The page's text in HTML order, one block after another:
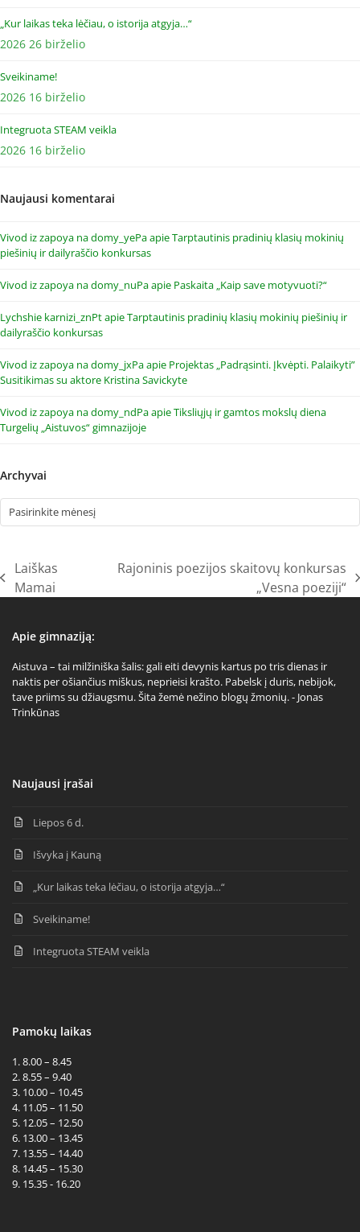
„Kur laikas teka lėčiau, o istorija atgyja…“
2026 26 birželio
Sveikiname!
2026 16 birželio
Integruota STEAM veikla
2026 16 birželio
Naujausi komentarai
Vivod iz zapoya na domy_yePaapieTarptautinis pradinių klasių mokinių
piešinių ir dailyraščio konkursas
Vivod iz zapoya na domy_nuPaapie Paskaita „Kaip save motyvuoti?“
Lychshie karnizi_znPtapieTarptautinis pradinių klasių mokinių piešinių ir
dailyraščio konkursas
Vivod iz zapoya na domy_jxPaapie Projektas „Padrąsinti. Įkvėpti. Palaikyti”
Susitikimas su aktore Kristina Savickyte
Vivod iz zapoya na domy_ndPaapieTiksliųjų ir gamtos mokslų diena
Turgelių „Aistuvos“ gimnazijoje
Archyvai
Archyvai
previous
Laiškas
Mamai
Rajoninis poezijos skaitovų konkursas
„Vesna poeziji“
Apie gimnaziją:
Aistuva – tai milžiniška šalis: gali eiti devynis kartus po tris dienas ir
naktis per ošiančius miškus, neprieisi krašto. Pabelsk į duris, nebijok,
tave priims su džiaugsmu. Šita žemė nežino blogų žmonių. - Jonas
Trinkūnas
Naujausi įrašai
Liepos 6 d.
Išvyka į Kauną
„Kur laikas teka lėčiau, o istorija atgyja…“
Sveikiname!
Integruota STEAM veikla
Pamokų laikas
1. 8.00 – 8.45
2. 8.55 – 9.40
3. 10.00 – 10.45
4. 11.05 – 11.50
5. 12.05 – 12.50
6. 13.00 – 13.45
7. 13.55 – 14.40
8. 14.45 – 15.30
9. 15.35 - 16.20